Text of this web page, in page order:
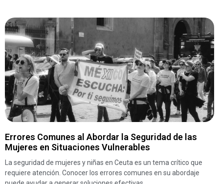
Errores Comunes al Abordar la Seguridad de las
Mujeres en Situaciones Vulnerables
La seguridad de mujeres y niñas en Ceuta es un tema crítico que
requiere atención. Conocer los errores comunes en su abordaje